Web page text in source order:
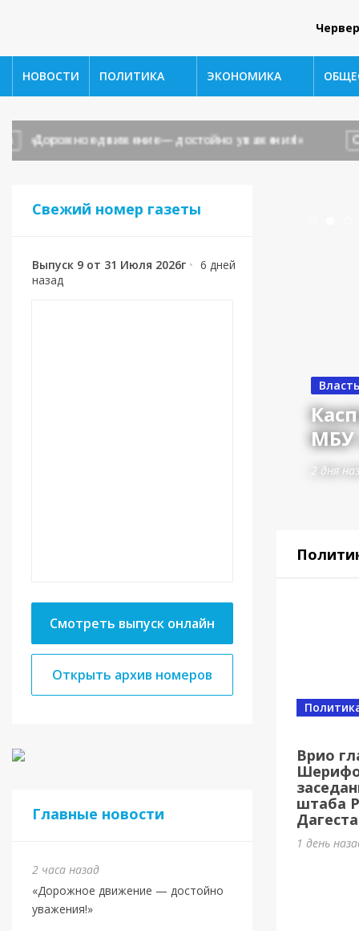
НОВОСТИ ПОЛИТИКА ЭКОНОМИКА
движение — достойно уважения!»
Свежий номер газеты
Выпуск 9 от 31 Июля 2026г • 6 дней
назад
Смотреть выпуск онлайн
Открыть архив номеров
Главные новости
2 часа назад
«Дорожное движение — достойно
уважения!»
МБУ
2 дня
Врио
штаба
1 день